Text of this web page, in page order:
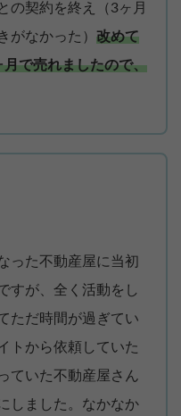
の契約を終え（3ヶ月
がなかった） 改めて
で売れましたので、
った不動産屋に当初
すが、全く活動をし
ただ時間が過ぎてい
トから依頼していた
ていた不動産屋さん
しました。なかなか